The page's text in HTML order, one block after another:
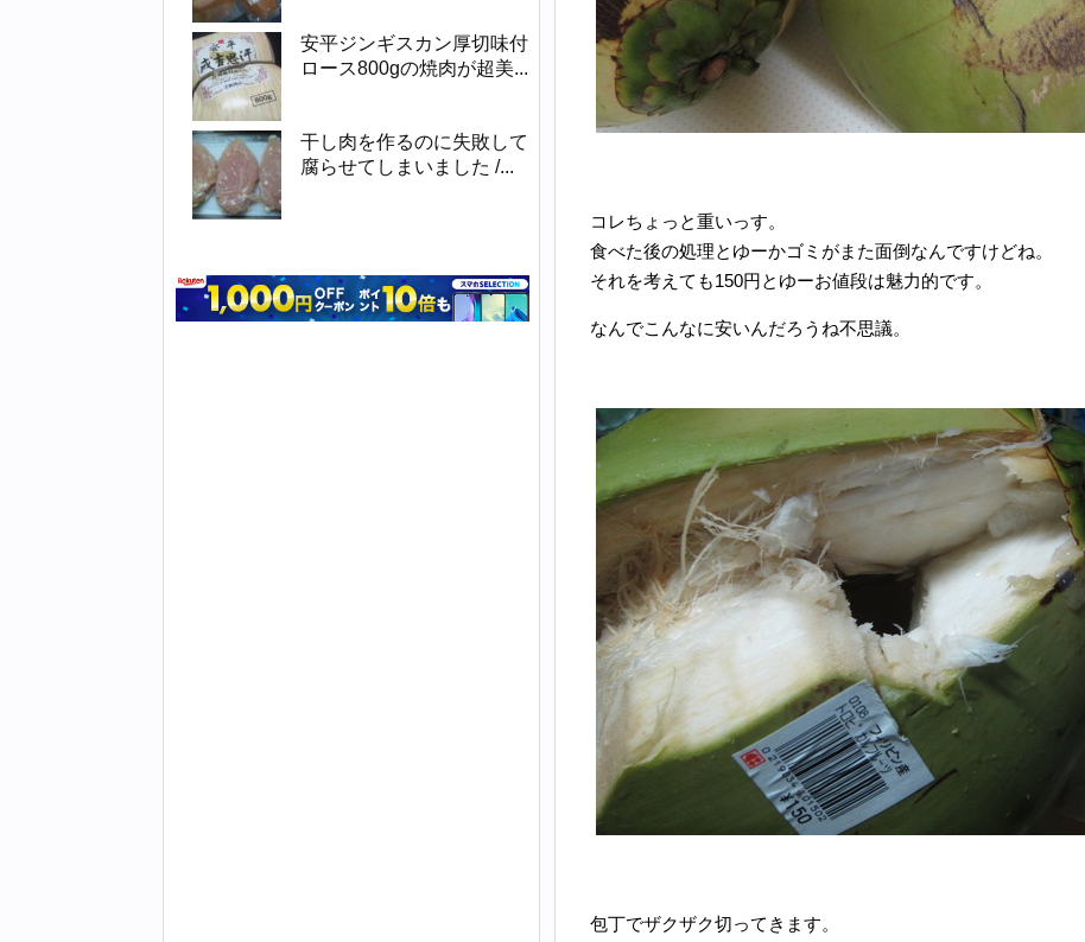
コレちょっと重いっす。
食べた後の処理とゆーかゴミがまた面倒なんですけどね。
それを考えても150円とゆーお値段は魅力的です。
なんでこんなに安いんだろうね不思議。
包丁でザクザク切ってきます。
安平ジンギスカン厚切味付
ロース800gの焼肉が超美...
干し肉を作るのに失敗して
腐らせてしまいました /...